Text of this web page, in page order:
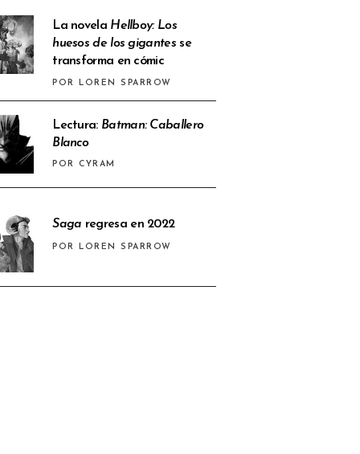
La novela Hellboy: Los
huesos de los gigantesse
transforma en cómic
POR LOREN SPARROW
Lectura: Batman: Caballero
Blanco
POR CYRAM
Saga regresa en 2022
POR LOREN SPARROW